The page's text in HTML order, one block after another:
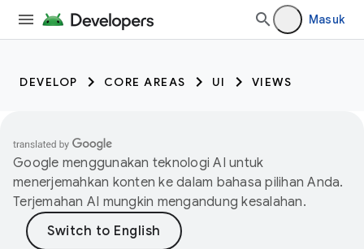
Masuk
DEVELOP CORE AREAS UI VIEWS
Google menggunakan teknologi AI untuk
menerjemahkan konten ke dalam bahasa pilihan Anda.
Terjemahan AI mungkin mengandung kesalahan.